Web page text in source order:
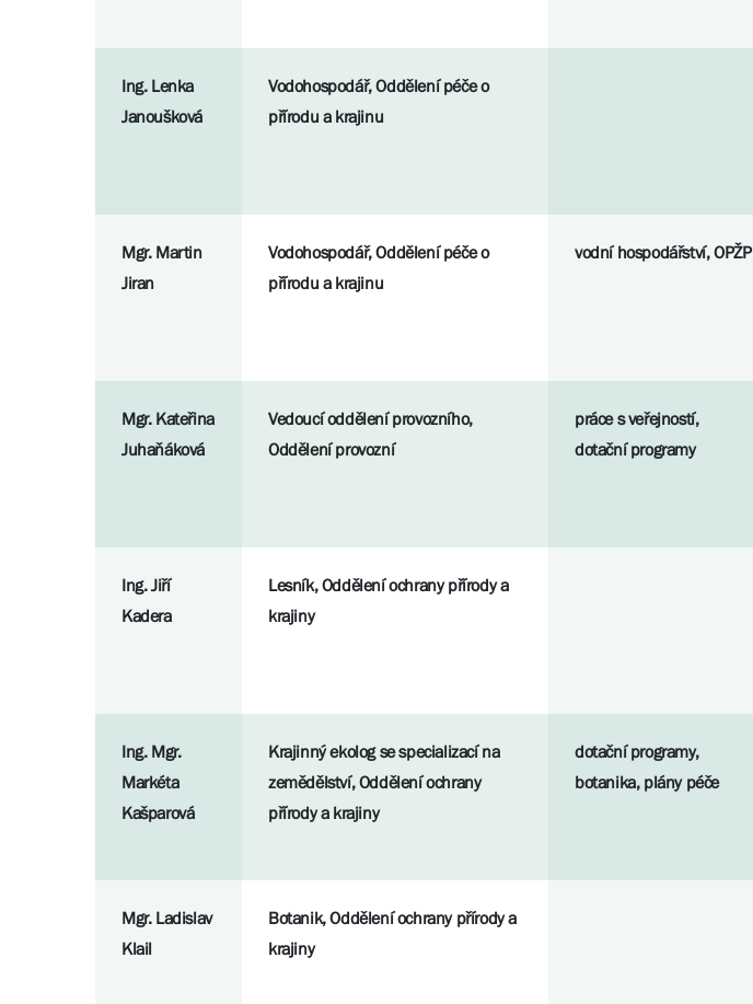
Ing. Lenka
Janoušková
Vodohospodář, Oddělení péče o
přírodu a krajinu
Mgr. Martin
Jiran
Vodohospodář, Oddělení péče o
přírodu a krajinu
vodní hospodářství, OPŽP
Mgr. Kateřina
Juhaňáková
Vedoucí oddělení provozního,
Oddělení provozní
práce s veřejností,
dotační programy
Ing. Jiří
Kadera
Lesník, Oddělení ochrany přírody a
krajiny
Ing. Mgr.
Markéta
Kašparová
Krajinný ekolog se specializací na
zemědělství, Oddělení ochrany
přírody a krajiny
dotační programy,
botanika, plány péče
Mgr. Ladislav
Klail
Botanik, Oddělení ochrany přírody a
krajiny